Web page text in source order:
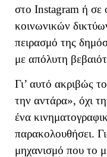
στο Instagram ή σε
κοινωνικών
πειρασμό της
με απόλυτη
Γι’ αυτό ακριβώς
την αντάρα», όχι
ένα
παρακολουθήσει.
μηχανισμό που το